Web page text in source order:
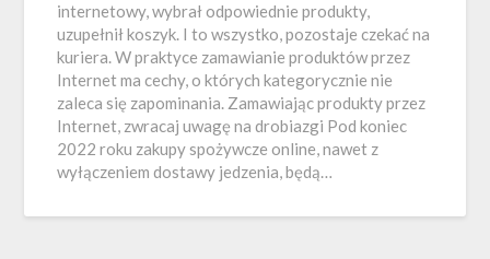
internetowy, wybrał odpowiednie produkty,
uzupełnił koszyk. I to wszystko, pozostaje czekać na
kuriera. W praktyce zamawianie produktów przez
Internet ma cechy, o których kategorycznie nie
zaleca się zapominania. Zamawiając produkty przez
Internet, zwracaj uwagę na drobiazgi Pod koniec
2022 roku zakupy spożywcze online, nawet z
wyłączeniem dostawy jedzenia, będą…